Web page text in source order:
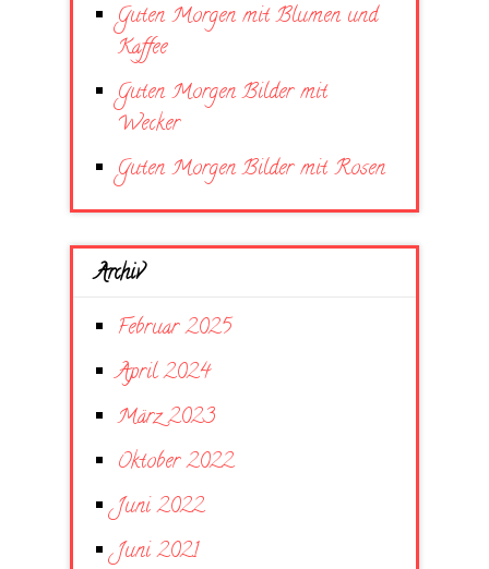
Guten Morgen mit Blumen und
Kaffee
Guten Morgen Bilder mit
Wecker
Guten Morgen Bilder mit Rosen
Archiv
Februar 2025
April 2024
März 2023
Oktober 2022
Juni 2022
Juni 2021